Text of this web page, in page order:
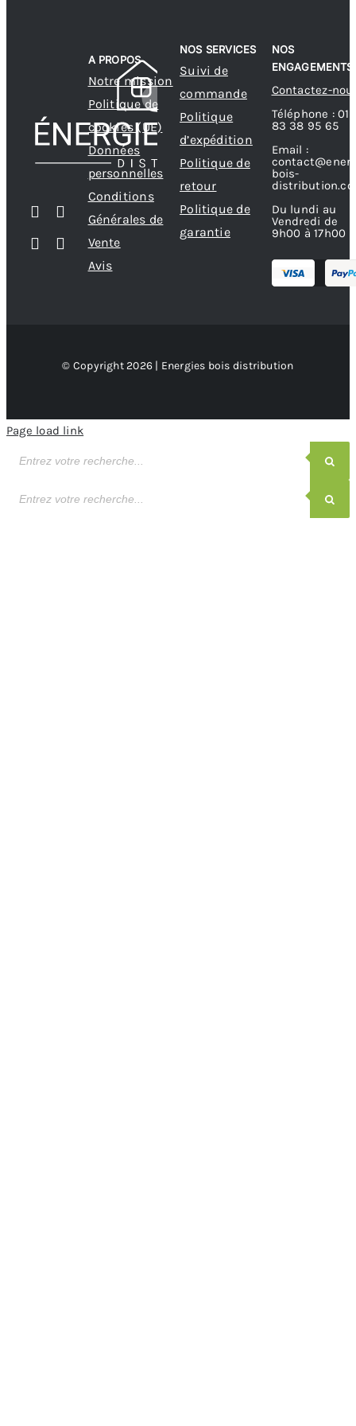
A PROPOS
Notre mission
Politique de
cookies (UE)
Données
personnelles
Conditions
Générales de
Vente
Avis
NOS SERVICES
Suivi de
commande
Politique
d’expédition
Politique de
retour
Politique de
garantie
NOS
ENGAGEMENTS
Contactez-
Téléphone : 01
83 38 95 65
Email :
bois-
Du lundi au
Vendredi de
9h00 à 17h00
© Copyright 2026 | Energies bois distribution
Page load link
de
de